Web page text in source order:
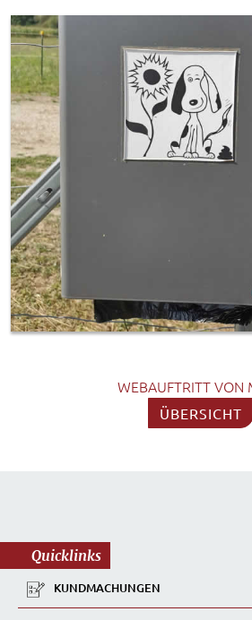
WEBAUFTRITT VON
ÜBERSICHT
Quicklinks
KUNDMACHUNGEN